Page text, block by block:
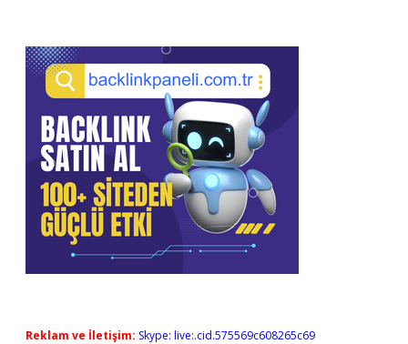
Reklam ve İletişim: Skype: live:.cid.575569c608265c69